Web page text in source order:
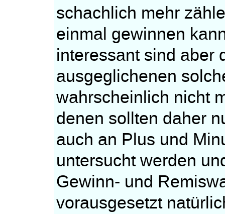
schachlich mehr
einmal gewinnen
interessant sind aber
ausgeglichenen
wahrscheinlich nicht
denen sollten daher
auch an Plus und
untersucht werden
Gewinn- und
vorausgesetzt